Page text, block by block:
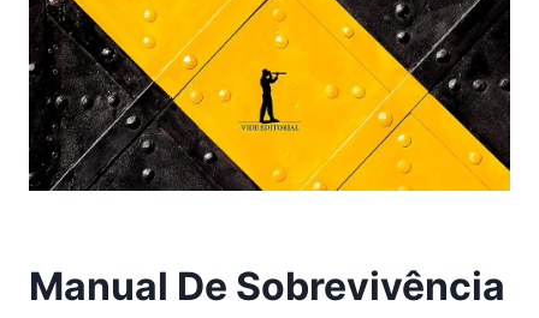
Manual De Sobrevivência